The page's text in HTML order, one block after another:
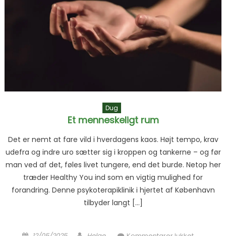
Dug
Et menneskeligt rum
Det er nemt at fare vild i hverdagens kaos. Højt tempo, krav
udefra og indre uro sætter sig i kroppen og tankerne – og før
man ved af det, føles livet tungere, end det burde. Netop her
træder Healthy You ind som en vigtig mulighed for
forandring. Denne psykoterapiklinik i hjertet af København
tilbyder langt […]